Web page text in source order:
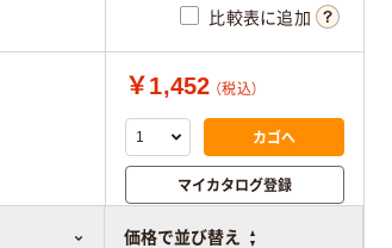
価格で並び替え
比較表に追加
￥1,452 （税込）
カゴへ
マイカタログ登録
比較表に追加